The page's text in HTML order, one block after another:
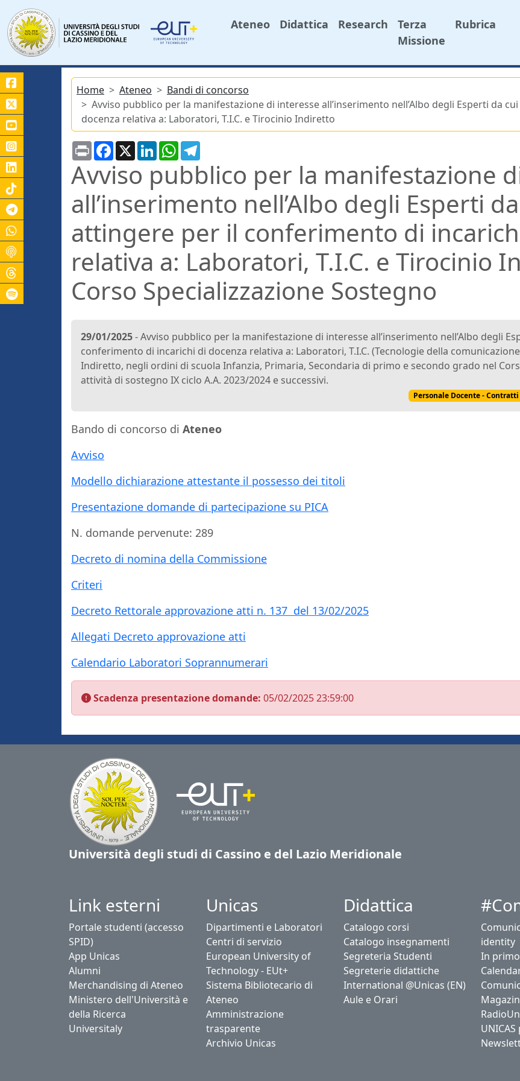
Ateneo Didattica Research
Terza
Missione
Rubrica
Home Ateneo
Bandi di concorso
Avviso pubblico per la manifestazione di interesse all’inserimento nell’Albo degli Esperti da
docenza relativa a: Laboratori, T.I.C. e Tirocinio Indiretto
PrintFacebook
X LinkedInWhatsApp
Avviso pubblico per la manifestazione
all’inserimento nell’Albo degli Esperti
attingere per il conferimento di
relativa a: Laboratori, T.I.C. e Tirocinio
Corso Specializzazione Sostegno
29/01/2025- Avviso pubblico per la manifestazione di interesse all’inserimento nell’Albo degli
conferimento di incarichi di docenza relativa a: Laboratori, T.I.C. (Tecnologie della
Indiretto, negli ordini di scuola Infanzia, Primaria, Secondaria di primo e secondo grado nel
attività di sostegno IX ciclo A.A. 2023/2024 e successivi.
Personale Docente -
Bando di concorso di Ateneo
Avviso
Modello dichiarazione attestante il possesso dei titoli
Presentazione domande di partecipazione su PICA
N. domande pervenute: 289
Decreto di nomina della Commissione
Criteri
Decreto Rettorale approvazione atti n. 137 del 13/02/2025
Allegati Decreto approvazione atti
Calendario Laboratori Soprannumerari
Scadenza presentazione domande: 05/02/2025 23:59:00
Università degli studi di Cassino e del Lazio Meridionale
Link esterni
Portale studenti (accesso
SPID)
App Unicas
Alumni
Merchandising di Ateneo
Ministero dell'Università e
della Ricerca
Universitaly
Unicas
Dipartimenti e Laboratori
Centri di servizio
European University of
Technology - EUt+
Sistema Bibliotecario di
Ateneo
Amministrazione
trasparente
Archivio Unicas
Didattica
Catalogo corsi
Catalogo insegnamenti
Segreteria Studenti
Segreterie didattiche
International @Unicas (EN)
Aule e Orari
identity
In
UNICAS
Canale Telegram Unicas